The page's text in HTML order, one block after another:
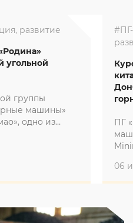
развитие
угольной
группы
машины»
одно из
ПГ
06